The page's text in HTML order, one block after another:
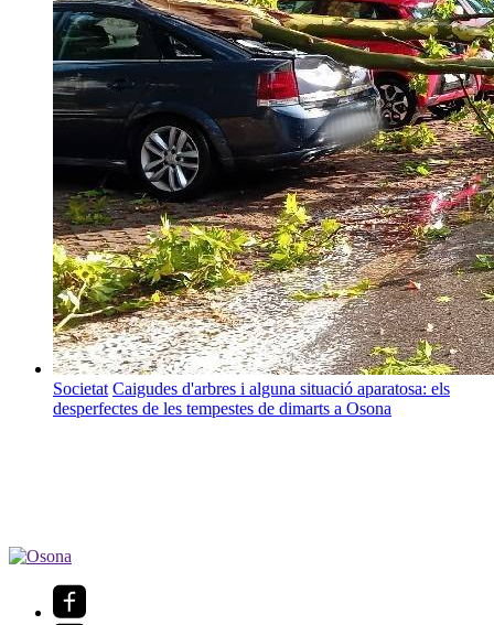
Societat Caigudes d'arbres i alguna situació aparatosa: els
desperfectes de les tempestes de dimarts a Osona